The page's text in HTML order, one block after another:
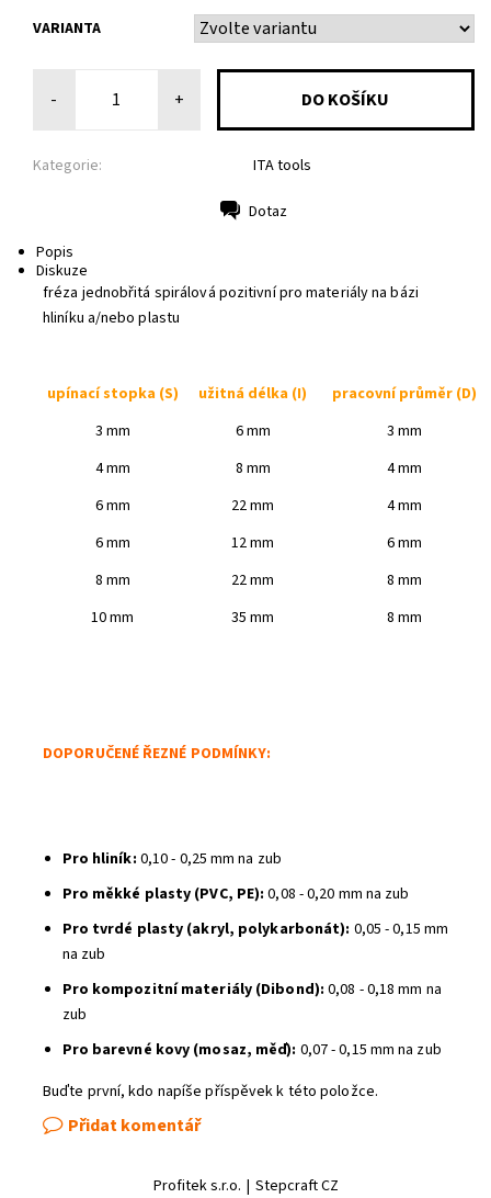
VARIANTA
- +
Kategorie: ITA tools
Dotaz
Popis
Diskuze
fréza jednobřitá spirálová pozitivní pro materiály na bázi
hliníku a/nebo plastu
upínací stopka (S) užitná délka (I) pracovní průměr (D)
3 mm
6 mm
3 mm
4 mm
8 mm
4 mm
6 mm
22 mm
4 mm
6 mm
12 mm
6 mm
8 mm
22 mm
8 mm
10 mm
35 mm 8 mm
DOPORUČENÉ ŘEZNÉ PODMÍNKY:
Pro hliník: 0,10 - 0,25 mm na zub
Pro měkké plasty (PVC, PE): 0,08 - 0,20 mm na zub
Pro tvrdé plasty (akryl, polykarbonát): 0,05 - 0,15 mm
na zub
Pro kompozitní materiály (Dibond): 0,08 - 0,18 mm na
zub
Pro barevné kovy (mosaz, měď): 0,07 - 0,15 mm na zub
Buďte první, kdo napíše příspěvek k této položce.
Přidat komentář
Profitek s.r.o. | Stepcraft CZ